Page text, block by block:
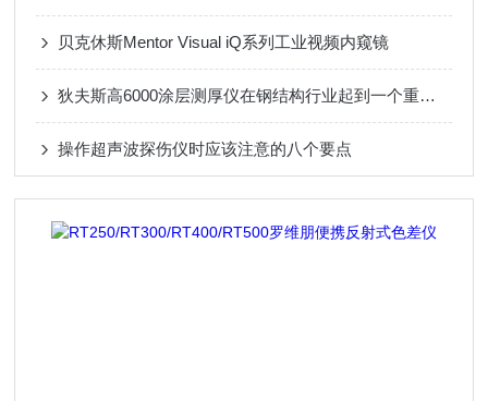
贝克休斯Mentor Visual iQ系列工业视频内窥镜
狄夫斯高6000涂层测厚仪在钢结构行业起到一个重要角色
操作超声波探伤仪时应该注意的八个要点